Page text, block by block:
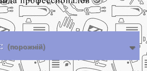
(порожній)